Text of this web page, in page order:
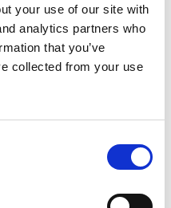
your use of our site with
analytics partners who
that you’ve
collected from your use
seksualpolitikk. Svein Skeid
gjør, med hvem, hva vi
vi viser vår seksualitet i det
og ble fort til en «dobbelt
når jeg våget å teste